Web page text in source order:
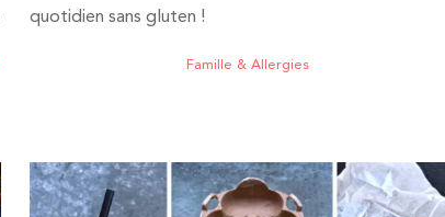
quotidien sans gluten !
Famille & Allergies